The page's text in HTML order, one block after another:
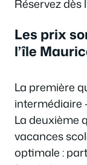
Réservez dès
Les prix
l’île
La première
intermédiaire
La deuxième
vacances
optimale :